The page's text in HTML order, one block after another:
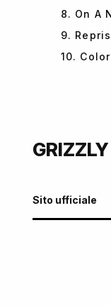
8. On A
9.
10.
Sito ufficiale